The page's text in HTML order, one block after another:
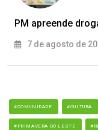
PM apreende
7 de agosto de
#COMUNIDADE #CULTURA
#PRIMAVERA DO LESTE